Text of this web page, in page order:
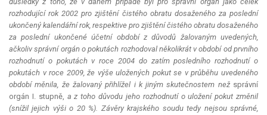
rozhodující rok 2002 pro zjištění čistého obratu dosaženého za poslední
ukončený kalendářní rok, respektive pro zjištění čistého obratu dosaženého
za poslední ukončené účetní období z důvodů žalovaným uvedených,
ačkoliv správní orgán o pokutách rozhodoval několikrát v období od prvního
rozhodnutí o pokutách v roce 2004 do zatím posledního rozhodnutí o
pokutách v roce 2009, že výše uložených pokut se v průběhu uvedeného
období měnila, že žalovaný přihlížel i k jiným skutečnostem než správní
orgán I. stupně, a z toho důvodu jeho rozhodnutí o uložení pokut změnil
(snížil jejich výši o 20 %). Závěry krajského soudu tedy nejsou správné,